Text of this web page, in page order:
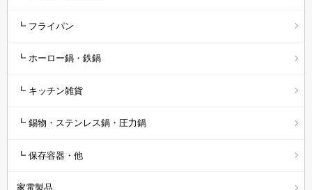
┗ フライパン
┗ ホーロー鍋・鉄鍋
┗ キッチン雑貨
┗ 錫物・ステンレス鍋・圧力鍋
┗ 保存容器・他
家電製品